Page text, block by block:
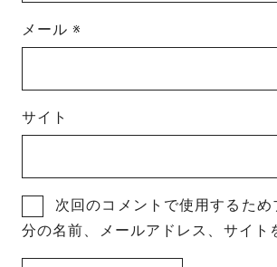
メール※
サイト
次回のコメントで使用するため
分の名前、メールアドレス、サイト